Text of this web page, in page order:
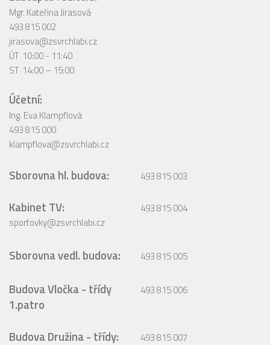
Mgr. Kateřina Jirasová
493 815 002
jirasova@zsvrchlabi.cz
ÚT 10:00 - 11:40
ST 14:00 – 15:00
Účetní:
Ing. Eva Klampflová
493 815 000
klampflova@zsvrchlabi.cz
Sborovna hl. budova: 493 815 003
Kabinet TV:
sportovky@zsvrchlabi.cz
493 815 004
Sborovna vedl. budova: 493 815 005
Budova Vločka - třídy
1.patro
493 815 006
Budova Družina - třídy: 493 815 007